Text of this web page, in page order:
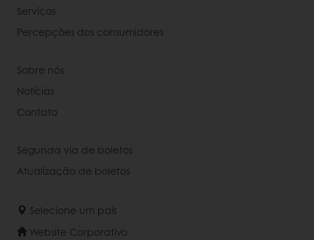
Serviços
Percepções dos consumidores
Sobre nós
Notícias
Contato
Segunda via de boletos
Atualização de boletos
Selecione um país
Website Corporativo